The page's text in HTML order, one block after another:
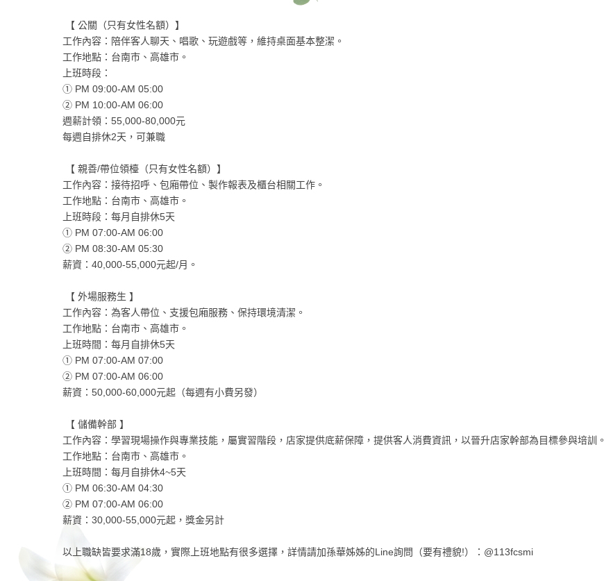
【 公關（只有女性名額）】
工作內容：陪伴客人聊天、唱歌、玩遊戲等，維持桌面基本整潔。
工作地點：台南市、高雄市。
上班時段：
① PM 09:00-AM 05:00
② PM 10:00-AM 06:00
週薪計領：55,000-80,000元
每週自排休2天，可兼職
【 親善/帶位領檯（只有女性名額）】
工作內容：接待招呼、包廂帶位、製作報表及櫃台相關工作。
工作地點：台南市、高雄市。
上班時段：每月自排休5天
① PM 07:00-AM 06:00
② PM 08:30-AM 05:30
薪資：40,000-55,000元起/月。
【 外場服務生 】
工作內容：為客人帶位、支援包廂服務、保持環境清潔。
工作地點：台南市、高雄市。
上班時間：每月自排休5天
① PM 07:00-AM 07:00
② PM 07:00-AM 06:00
薪資：50,000-60,000元起（每週有小費另發）
【 儲備幹部 】
工作內容：學習現場操作與專業技能，屬實習階段，店家提供底薪保障，提供客人消費資訊，以晉升店家幹部為目標參與培訓。
工作地點：台南市、高雄市。
上班時間：每月自排休4~5天
① PM 06:30-AM 04:30
② PM 07:00-AM 06:00
薪資：30,000-55,000元起，獎金另計
以上職缺皆要求滿18歲，實際上班地點有很多選擇，詳情請加孫華姊姊的Line詢問（要有禮貌!）：@113fcsmi